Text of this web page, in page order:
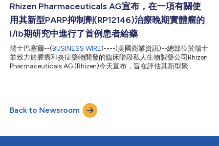
制率和總緩解率）和安全性。該研究同時納入各項轉化評估，旨在
描述Tenalisib多價機制對腫瘤微環境內相關細胞因子/趨化因子水
準和基因表達變化的影響。 該研究納入40例入組患者（39例
HR+/Her2-、1例TNBC）。他們患有IV A或IV B期晚期或轉移性疾
病，多數患者有明顯的骨、淋巴結、肺和肝遠端轉移。該研究人群
納入對內分泌治療有原發性抗藥（約40%）和續發性抗藥（約
60%）的患者，約50%的患者既往因腫瘤轉移接受過化療。 截至
2022年4月18日的初步研究結果顯示，Tenalisib在不同劑量...
Rhizen Pharmaceuticals AG宣布，在一項有關使
用其新型PARP抑制劑(RP12146)治療晚期實體瘤的
I/Ib期研究中進行了首例患者給藥
瑞士巴塞爾--(BUSINESS WIRE)----(美國商業資訊)--總部位於瑞士
並致力於腫瘤和炎症藥物開發的臨床階段私人生物製藥公司Rhizen
Pharmaceuticals AG (Rhizen)今天宣布，旨在評估其新型聚
性、最大耐受劑量(MTD)和/或II期推薦劑量(RP2D)，然後評估其對
富含HRR突變的ES-SCLC、卵巢癌和乳腺癌患者擴展佇列的抗腫瘤
活性。 Rhizen指出，研究顯示，RP12146的臨床前活性和有效性可
學研究顯示其安全性更佳；Rhizen希望這種優勢能夠持續到臨床研
Back to Newsroom